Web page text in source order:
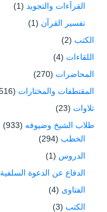
القرآءات والتجويد (1)
تفسير القرآن (1)
الكتب (2)
اللقاءات (4)
المحاضرات (270)
المقتطفات والمختارات (516)
تلاوات (23)
طلاب الشيخ وضيوفه (933)
الخطب (294)
الدروس (1)
الدفاع عن الدعوة السلفية
الفتاوى (4)
الكتب (3)